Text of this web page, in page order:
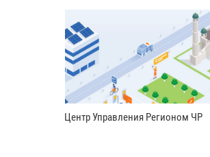
Центр Управления Регионом ЧР